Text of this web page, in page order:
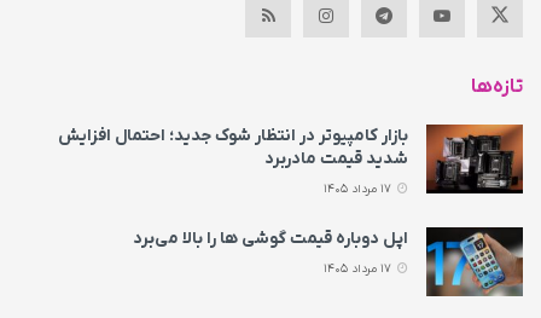
تازه‌ها
بازار کامپیوتر در انتظار شوک جدید؛ احتمال افزایش
شدید قیمت مادربرد
اپل دوباره قیمت‌ گوشی ها را بالا می‌برد